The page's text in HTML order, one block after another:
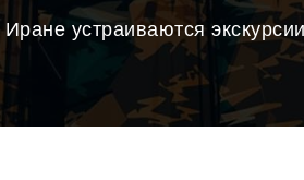
устраиваются